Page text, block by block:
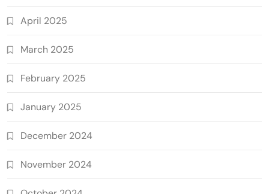
April 2025
March 2025
February 2025
January 2025
December 2024
November 2024